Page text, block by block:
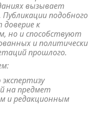
вызывает
подобного
к
но и способствуют
и политически
прошлого.
на предмет
и редакционным